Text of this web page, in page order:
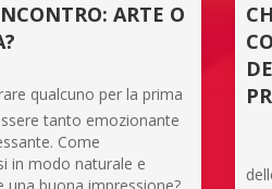
ARTE O
qualcuno per la prima
tanto emozionante
Come
in modo naturale e